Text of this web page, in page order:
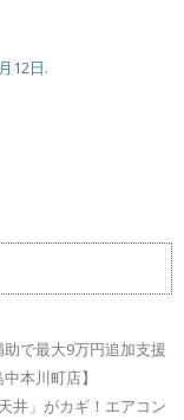
12日.
で最大9万円追加支援
本川町店】
井」がカギ！エアコン